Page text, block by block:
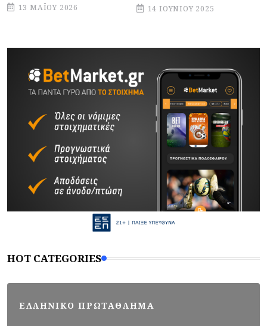
13 ΜΑΪ́ΟΥ 2026 14 ΙΟΥΝΊΟΥ 2025
HOT CATEGORIES
ΕΛΛΗΝΙΚΟ ΠΡΩΤΑΘΛΗΜΑ